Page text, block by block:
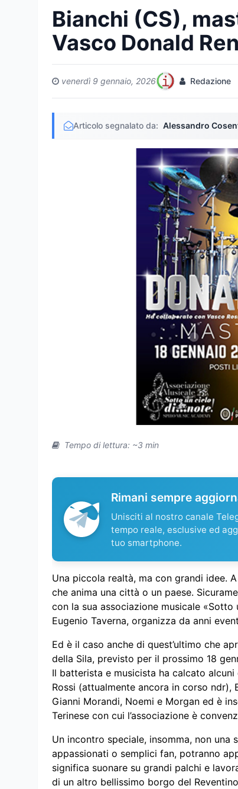
Bianchi (CS),
Vasco Donald
venerdì 9 gennaio, 2026 Redazione
Articolo segnalato da: Alessandro
Tempo di lettura: ~3 min
Rimani sempre
Unisciti al nostro canale
tempo reale, esclusive ed
tuo smartphone.
Una piccola realtà, ma con grandi idee.
che anima una città o un paese.
con la sua associazione musicale
Eugenio Taverna, organizza da anni
Ed è il caso anche di quest’ultimo che
della Sila, previsto per il prossimo 18
Il batterista e musicista ha calcato
Rossi (attualmente ancora in corso ndr),
Gianni Morandi, Noemi e Morgan ed è
Terinese con cui l’associazione è
Un incontro speciale, insomma, non una
appassionati o semplici fan, potranno
significa suonare su grandi palchi e
di un altro bellissimo borgo del